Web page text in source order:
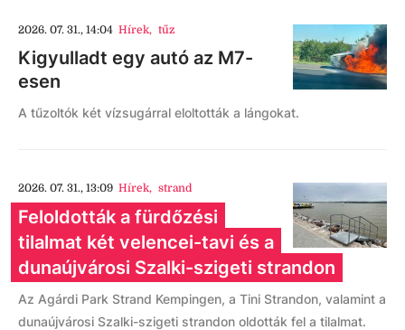
2026. 07. 31., 14:04 Hírek, tűz
Kigyulladt egy autó az M7-
esen
A tűzoltók két vízsugárral eloltották a lángokat.
2026. 07. 31., 13:09 Hírek, strand
Feloldották a fürdőzési
tilalmat két velencei-tavi és a
dunaújvárosi Szalki-szigeti strandon
Az Agárdi Park Strand Kempingen, a Tini Strandon, valamint a
dunaújvárosi Szalki-szigeti strandon oldották fel a tilalmat.